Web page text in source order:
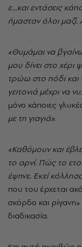
ε…και εντάσεις
ήμασταν όλοι μαζί.
«Θυμάμαι να
μου δίνει στο χέρι
τρώω στο πόδι
γειτονιά μέχρι να
μόνο κάποιες
με τη γιαγιά».
«Καθόμουν και
το αρνί. Πώς το
έψηνε. Εκεί
που του έρχεται
σκόρδο και
διαδικασία.